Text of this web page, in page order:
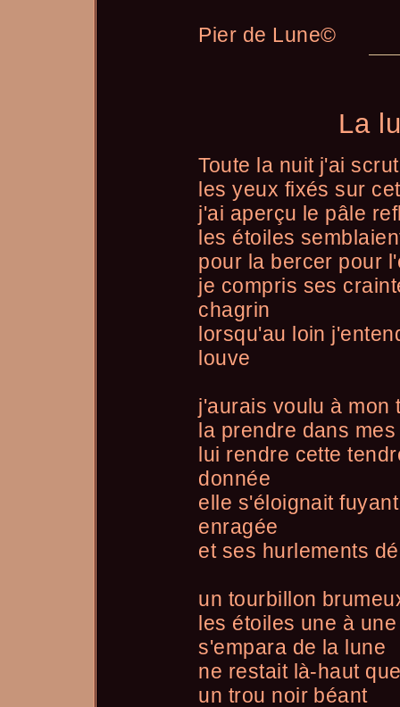
Pier de Lune©
La
Toute la nuit j'ai
les yeux fixés sur
j'ai aperçu le pâle
les étoiles
pour la bercer pour
je compris ses
chagrin
lorsqu'au loin
louve
j'aurais voulu à mon
la prendre dans
lui rendre cette
donnée
elle s'éloignait
enragée
et ses hurlements
un tourbillon
les étoiles une à une
s'empara de la lune
ne restait là-haut
un trou noir béant